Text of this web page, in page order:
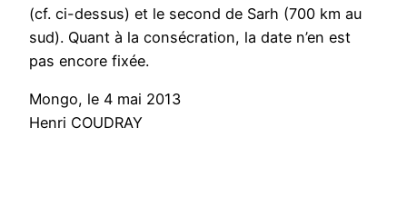
(cf. ci-dessus) et le second de Sarh (700 km au
sud). Quant à la consécration, la date n’en est
pas encore fixée.
Mongo, le 4 mai 2013
Henri COUDRAY